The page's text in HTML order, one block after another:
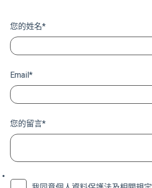
您的姓名*
Email*
您的留言*